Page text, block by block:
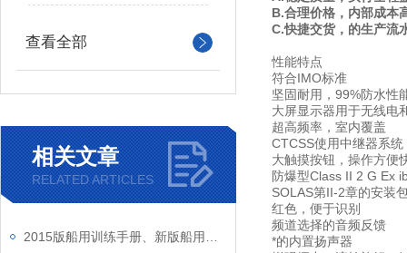
查看全部
相关文章
RELATED ARTICLES
B.合理价格，内部成本
C.快捷交货，的生产流
性能特点
符合IMO标准
坚固耐用，99%防水性
大屏显示器用于无线电
超高频率，室内覆盖
CTCSS使用中继器系统
大触摸按钮，操作方便
防爆型Class II 2 G Ex
SOLAS第II-2章的安装
红色，便于识别
频道选择的音频反馈
*的内置扬声器